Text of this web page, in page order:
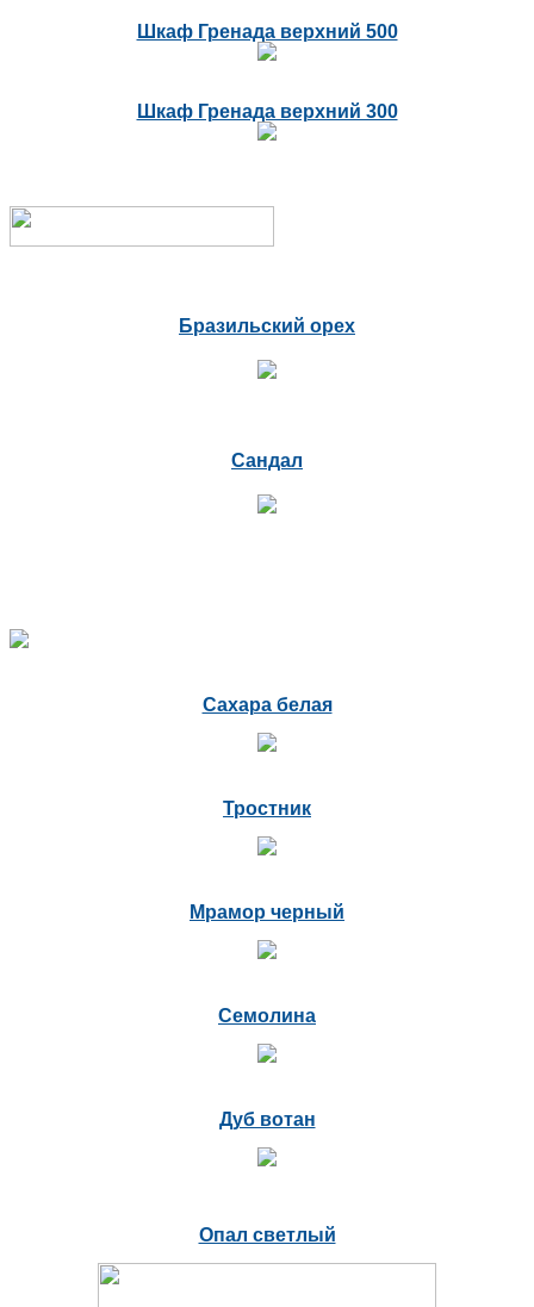
Шкаф Гренада верхний 500
Шкаф Гренада верхний 300
Бразильский орех
Сандал
Сахара белая
Тростник
Мрамор черный
Семолина
Дуб вотан
Опал светлый